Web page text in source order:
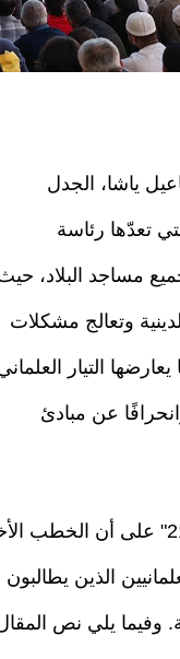
ياشا، الجدل
تعدّها رئاسة
مساجد البلاد،
وتعالج مشكلات
التيار
عن مبادئ
ويركز الكاتب في مقاله بصحيفة
الذين يطالبون
وفيما يلي نص